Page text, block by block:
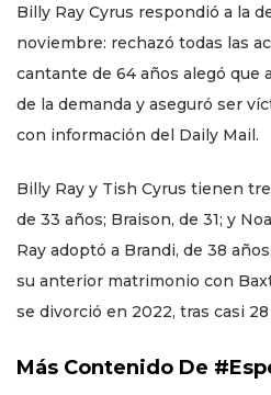
Billy Ray Cyrus respondió a la
noviembre: rechazó todas las
cantante de 64 años alegó que
de la demanda y aseguró ser
con información del Daily Mail.
Billy Ray y Tish Cyrus tienen
de 33 años; Braison, de 31; y
Ray adoptó a Brandi, de 38
su anterior matrimonio con
se divorció en 2022, tras casi
Más Contenido De